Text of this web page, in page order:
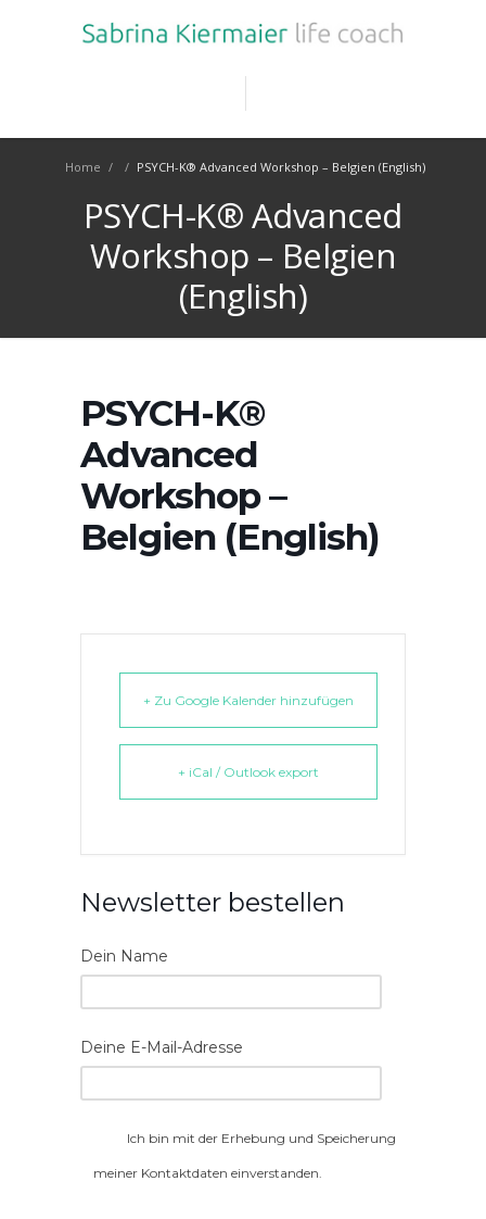
Home / / PSYCH-K® Advanced Workshop – Belgien (English)
PSYCH-K® Advanced
Workshop – Belgien
(English)
PSYCH-K®
Advanced
Workshop –
Belgien (English)
+ Zu Google Kalender hinzufügen
+ iCal / Outlook export
Newsletter bestellen
Dein Name
Deine E-Mail-Adresse
Ich bin mit der Erhebung und Speicherung
meiner Kontaktdaten einverstanden.